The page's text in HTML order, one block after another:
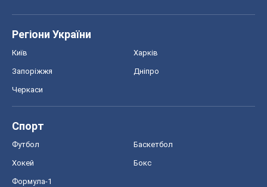
Регіони України
Київ Харків
Запоріжжя Дніпро
Черкаси
Спорт
Футбол Баскетбол
Хокей Бокс
Формула-1